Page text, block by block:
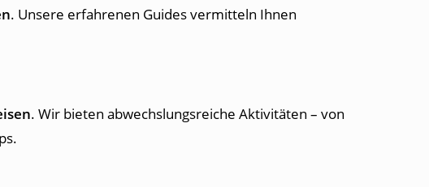
. Unsere erfahrenen Guides vermitteln Ihnen
. Wir bieten abwechslungsreiche Aktivitäten – von